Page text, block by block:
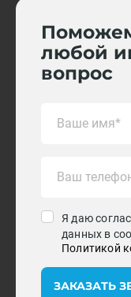
любой
вопрос
Я даю
данных в
Политикой
ЗАКАЗАТЬ